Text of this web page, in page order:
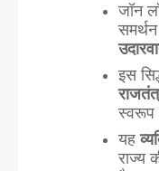
जॉन
इस
यह
राज्य